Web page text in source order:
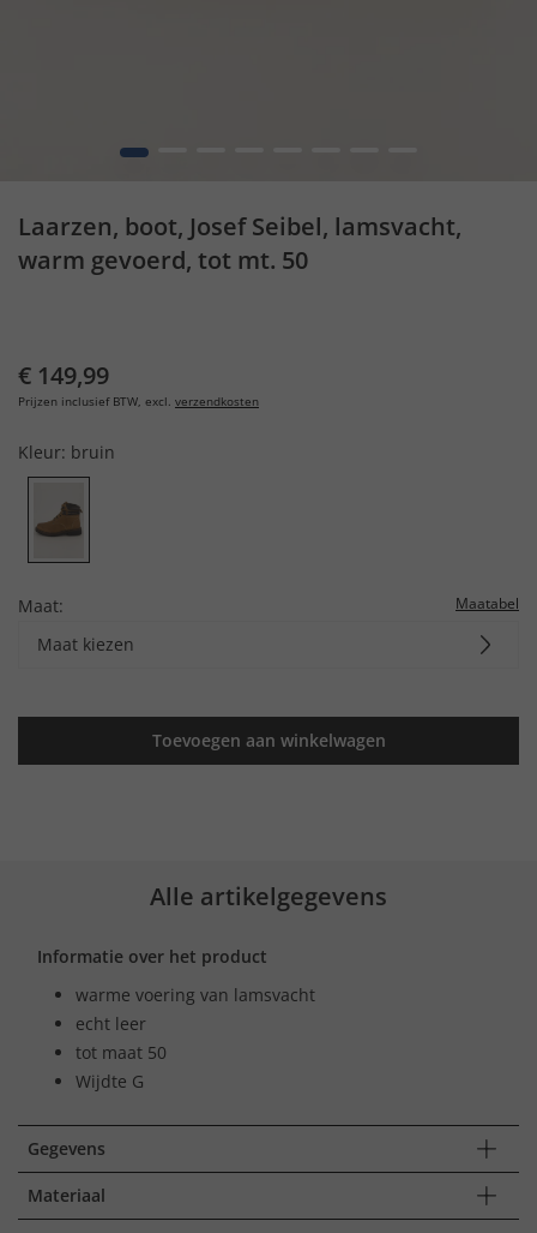
1
Laarzen, boot, Josef Seibel, lamsvacht,
warm gevoerd, tot mt. 50
€ 149,99
Prijzen inclusief BTW, excl. verzendkosten
Kleur: bruin
Maat: Maatabel
Maat kiezen
Toevoegen aan winkelwagen
Alle artikelgegevens
Informatie over het product
warme voering van lamsvacht
echt leer
tot maat 50
Wijdte G
Gegevens
Materiaal